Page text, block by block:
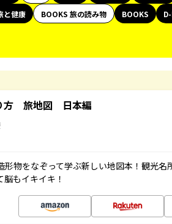
と健康 BOOKS 旅の読み物 BOOKS
方 旅地図 日本編
形物をなぞって学ぶ新しい地図本！観光
もイキイキ！